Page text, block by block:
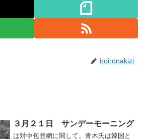
iroironakizi
３月２１日 サンデーモーニング
は対中包囲網に関して。青木氏は韓国と